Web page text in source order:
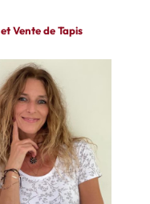
Vente de Tapis